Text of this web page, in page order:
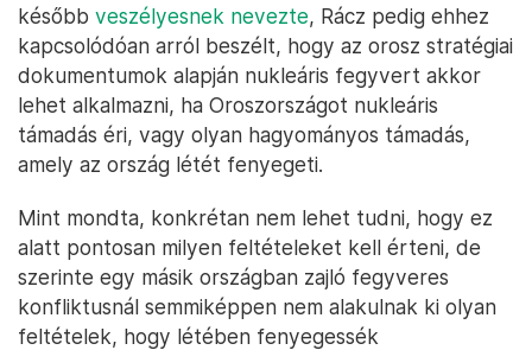
később veszélyesnek nevezte, Rácz pedig ehhez
kapcsolódóan arról beszélt, hogy az orosz stratégiai
dokumentumok alapján nukleáris fegyvert akkor
lehet alkalmazni, ha Oroszországot nukleáris
támadás éri, vagy olyan hagyományos támadás,
amely az ország létét fenyegeti.
Mint mondta, konkrétan nem lehet tudni, hogy ez
alatt pontosan milyen feltételeket kell érteni, de
szerinte egy másik országban zajló fegyveres
konfliktusnál semmiképpen nem alakulnak ki olyan
feltételek, hogy létében fenyegessék